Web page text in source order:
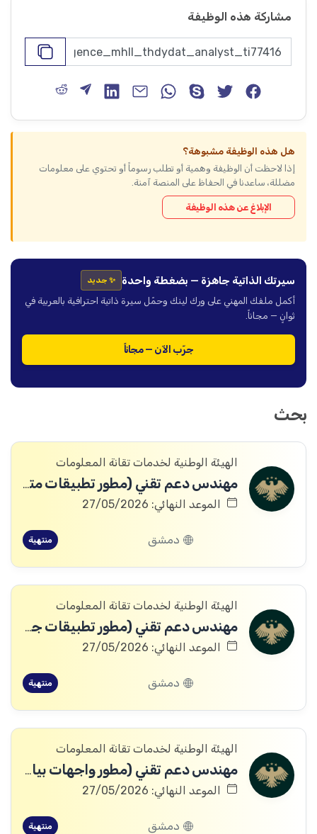
مشاركة هذه الوظيفة
هل هذه الوظيفة مشبوهة؟
إذا لاحظت أن الوظيفة وهمية أو تطلب رسوماً أو تحتوي على معلومات
مضللة، ساعدنا في الحفاظ على المنصة آمنة.
الإبلاغ عن هذه الوظيفة
سيرتك الذاتية جاهزة — بضغطة واحدة ✨ جديد
أكمل ملفك المهني على ورك لينك وحمّل سيرة ذاتية احترافية بالعربية في
ثوانٍ — مجاناً.
جرّب الآن — مجاناً
بحث
الهيئة الوطنية لخدمات تقانة المعلومات
مهندس دعم تقني (مطور تطبيقات متكاملة)
الموعد النهائي: 27/05/2026
دمشق منتهية
الهيئة الوطنية لخدمات تقانة المعلومات
مهندس دعم تقني (مطور تطبيقات جوال)
الموعد النهائي: 27/05/2026
دمشق منتهية
الهيئة الوطنية لخدمات تقانة المعلومات
مهندس دعم تقني (مطور واجهات بيانية)
الموعد النهائي: 27/05/2026
دمشق منتهية